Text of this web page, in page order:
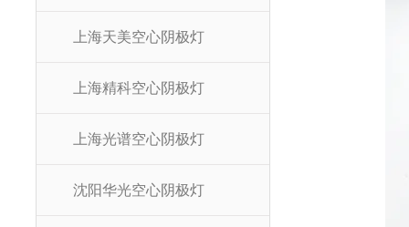
上海天美空心阴极灯
上海精科空心阴极灯
上海光谱空心阴极灯
沈阳华光空心阴极灯